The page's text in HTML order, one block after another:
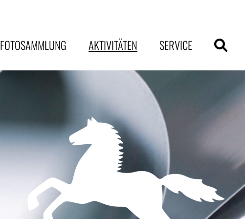
FOTOSAMMLUNG AKTIVITÄTEN SERVICE